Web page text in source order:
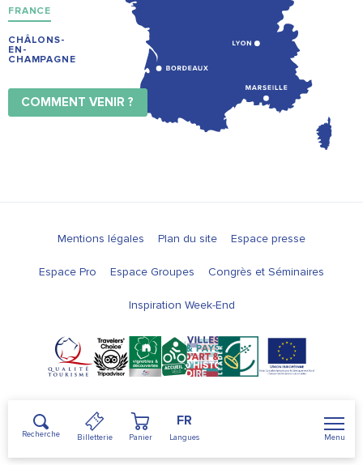
Menu
Recherche
FR
Billetterie Panier
FRANCE
CHÂLONS-
EN-
CHAMPAGNE
COMMENT VENIR ?
Mentions légales Plan du site Espace presse
Espace Pro Espace Groupes Congrès et Séminaires
Inspiration Week-End